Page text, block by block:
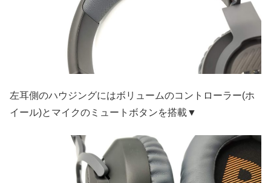
左耳側のハウジングにはボリュームのコントローラー(ホ
イール)とマイクのミュートボタンを搭載▼